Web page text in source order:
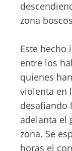
zona
Este hecho
entre los
quienes
violenta en
desafiando
adelanta el
zona. Se
horas el